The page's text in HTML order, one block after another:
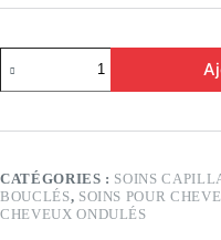
quantité
de
Crème
boucles
CATÉGORIES : SOINS
BOUCLÉS, SOINS POUR
CHEVEUX ONDULÉS